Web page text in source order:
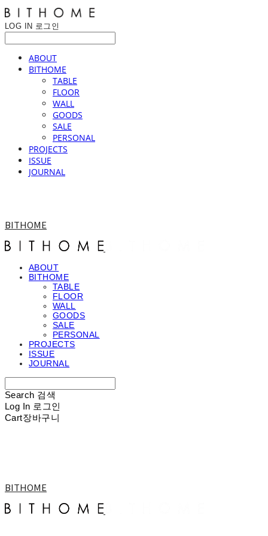
LOG IN 로그인
ABOUT
BITHOME
TABLE
FLOOR
WALL
GOODS
SALE
PERSONAL
PROJECTS
ISSUE
JOURNAL
BITHOME
ABOUT
BITHOME
TABLE
FLOOR
WALL
GOODS
SALE
PERSONAL
PROJECTS
ISSUE
JOURNAL
Search 검색
Log In 로그인
Cart장바구니
BITHOME